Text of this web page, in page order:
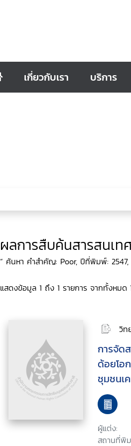
เกี่ยวกับเรา บริการ
ผลการสืบค้นสารสนเท
“ ค้นหา คำสำคัญ: Poor, ปีที่พิมพ์: 2547,
แสดงข้อมูล 1 ถึง 1 รายการ จากทั้งหมด
วิท
การจัด
ด้อยโอ
ชุมชนเ
ผู้แต่ง:
สถานที่พิ